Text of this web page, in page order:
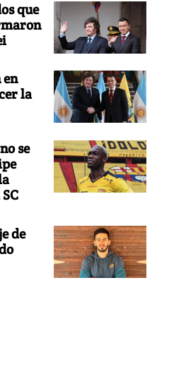
que
la
se
de